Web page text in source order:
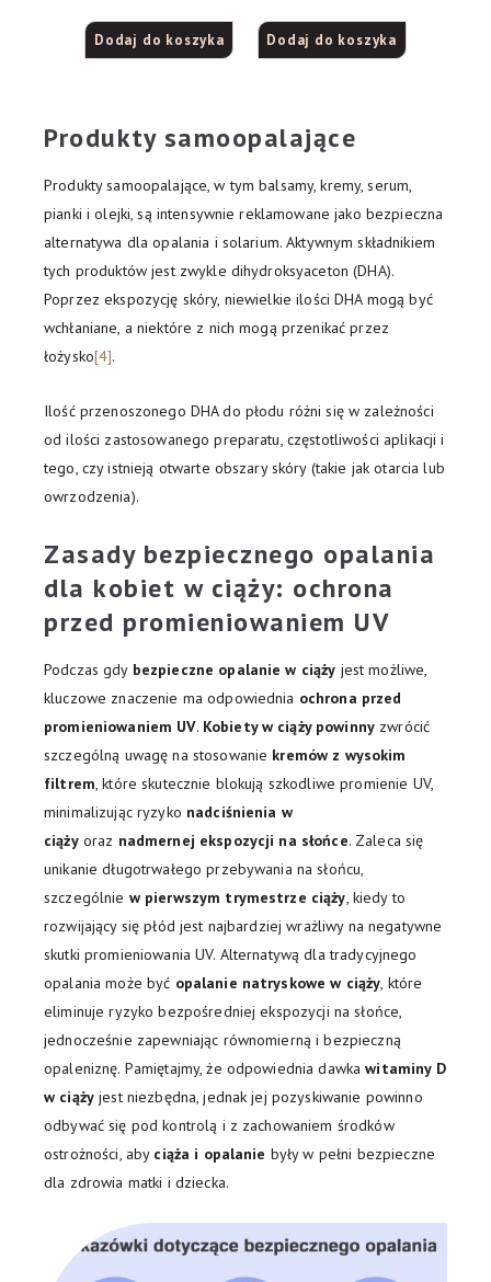
Dodaj do koszyka Dodaj do koszyka
Produkty samoopalające
Produkty samoopalające, w tym balsamy, kremy, serum,
pianki i olejki, są intensywnie reklamowane jako bezpieczna
alternatywa dla opalania i solarium. Aktywnym składnikiem
tych produktów jest zwykle dihydroksyaceton (DHA).
Poprzez ekspozycję skóry, niewielkie ilości DHA mogą być
wchłaniane, a niektóre z nich mogą przenikać przez
łożysko[4].
Ilość przenoszonego DHA do płodu różni się w zależności
od ilości zastosowanego preparatu, częstotliwości aplikacji i
tego, czy istnieją otwarte obszary skóry (takie jak otarcia lub
owrzodzenia).
Zasady bezpiecznego opalania
dla kobiet w ciąży: ochrona
przed promieniowaniem UV
Podczas gdy bezpieczne opalanie w ciąży jest możliwe,
kluczowe znaczenie ma odpowiednia ochrona przed
promieniowaniem UV. Kobiety w ciąży powinny zwrócić
szczególną uwagę na stosowanie kremów z wysokim
filtrem, które skutecznie blokują szkodliwe promienie UV,
minimalizując ryzyko nadciśnienia w
ciążyoraz nadmernej ekspozycji na słońce. Zaleca się
unikanie długotrwałego przebywania na słońcu,
szczególnie w pierwszym trymestrze ciąży, kiedy to
rozwijający się płód jest najbardziej wrażliwy na negatywne
skutki promieniowania UV. Alternatywą dla tradycyjnego
opalania może być opalanie natryskowe w ciąży, które
eliminuje ryzyko bezpośredniej ekspozycji na słońce,
jednocześnie zapewniając równomierną i bezpieczną
opaleniznę. Pamiętajmy, że odpowiednia dawkawitaminy D
w ciążyjest niezbędna, jednak jej pozyskiwanie powinno
odbywać się pod kontrolą i z zachowaniem środków
ostrożności, aby ciąża i opalanie były w pełni bezpieczne
dla zdrowia matki i dziecka.